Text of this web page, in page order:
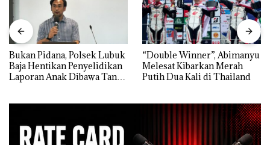
Bukan Pidana, Polsek Lubuk
Baja Hentikan Penyelidikan
Laporan Anak Dibawa Tanpa
“Double Winner”, Abimanyu
Melesat Kibarkan Merah
Putih Dua Kali di Thailand